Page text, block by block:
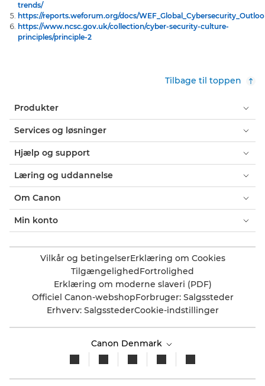
trends/
https://reports.weforum.org/docs/
https://www.ncsc.gov.uk/collection/cyber-security-culture-
principles/principle-2
Tilbage til toppen
Produkter
Services og løsninger
Hjælp og support
Læring og uddannelse
Om Canon
Min konto
Vilkår og betingelserErklæring om Cookies
TilgængelighedFortrolighed
Erklæring om moderne slaveri (PDF)
Officiel Canon-webshopForbruger: Salgssteder
Erhverv: SalgsstederCookie-indstillinger
Canon Denmark